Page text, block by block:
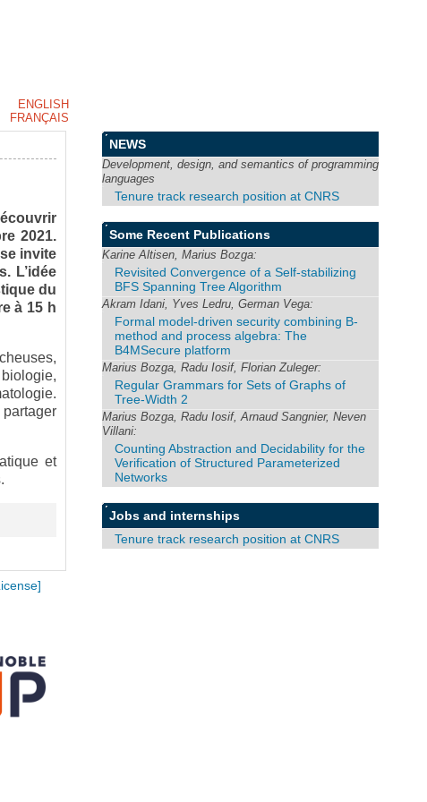
2021.
invite
L’idée
du
à 15 h
et
NEWS
Development, design, and semantics of programming
languages
Tenure track research position at CNRS
Some Recent Publications
Karine Altisen, Marius Bozga:
Revisited Convergence of a Self-stabilizing
BFS Spanning Tree Algorithm
Akram Idani, Yves Ledru, German Vega:
Formal model-driven security combining B-
method and process algebra: The
B4MSecure platform
Marius Bozga, Radu Iosif, Florian Zuleger:
Regular Grammars for Sets of Graphs of
Tree-Width 2
Marius Bozga, Radu Iosif, Arnaud Sangnier, Neven
Villani:
Counting Abstraction and Decidability for the
Verification of Structured Parameterized
Networks
Jobs and internships
Tenure track research position at CNRS
ENGLISH
FRANÇAIS